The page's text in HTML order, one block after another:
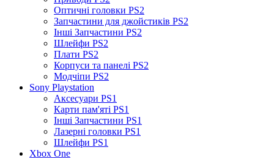
Оптичні головки PS2
Запчастини для джойстиків PS2
Інші Запчастини PS2
Шлейфи PS2
Плати PS2
Корпуси та панелі PS2
Модчіпи PS2
Sony Playstation
Аксесуари PS1
Карти пам'яті PS1
Інші Запчастини PS1
Лазерні головки PS1
Шлейфи PS1
Xbox One